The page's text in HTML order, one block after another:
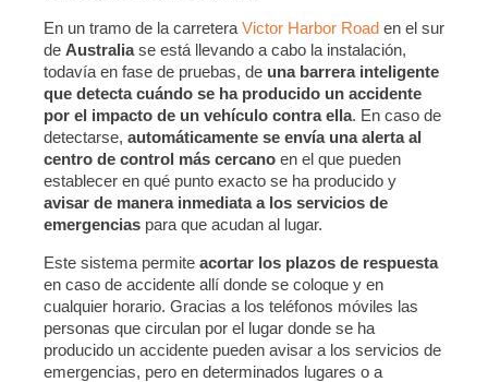
En un tramo de la carretera Victor Harbor Road en el sur
de Australiase está llevando a cabo la instalación,
todavía en fase de pruebas, de una barrera inteligente
que detecta cuándo se ha producido un accidente
por el impacto de un vehículo contra ella. En caso de
detectarse, automáticamente se envía una alerta al
centro de control más cercano en el que pueden
establecer en qué punto exacto se ha producido y
avisar de manera inmediata a los servicios de
emergencias para que acudan al lugar.
Este sistema permite acortar los plazos de respuesta
en caso de accidente allí donde se coloque y en
cualquier horario. Gracias a los teléfonos móviles las
personas que circulan por el lugar donde se ha
producido un accidente pueden avisar a los servicios de
emergencias, pero en determinados lugares o a